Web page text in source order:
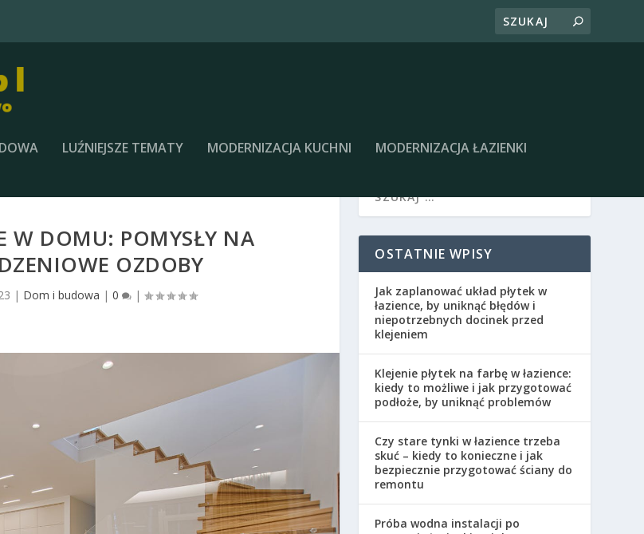
LUŹNIEJSZE TEMATY MODERNIZACJA KUCHNI MODERNIZACJA ŁAZIENKI
W DOMU: POMYSŁY NA
OZDOBY
| Dom i budowa |0 |
OSTATNIE WPISY
Jak zaplanować układ płytek w
łazience, by uniknąć błędów i
niepotrzebnych docinek przed
klejeniem
Klejenie płytek na farbę w łazience:
kiedy to możliwe i jak przygotować
podłoże, by uniknąć problemów
Czy stare tynki w łazience trzeba
skuć – kiedy to konieczne i jak
bezpiecznie przygotować ściany do
remontu
Próba wodna instalacji po